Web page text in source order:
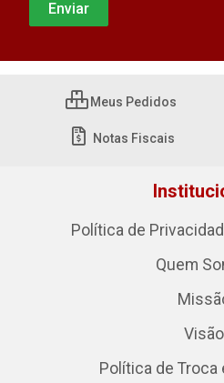
Meus Pedidos
Notas Fiscais
Política de
Quem
Visão
Política de Troca